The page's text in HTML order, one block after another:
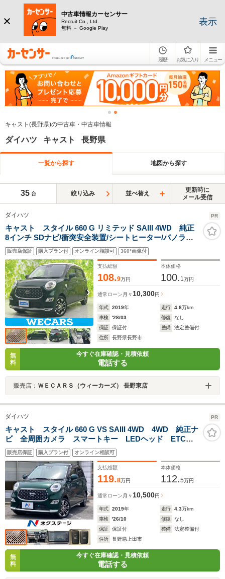
中古車情報カーセンサー
Recruit Co., Ltd.
無料 － Google Play
表示
履歴 お気に入り メニュー
キャスト(長野県)の中古車・中古車情報
ダイハツ キャスト 長野県
一覧から探す 地図から探す
35 台 絞り込み 並べ替え
更新時に
メール受信
ダイハツ PR
キャスト スタイル 660 G リミテッド SAIII 4WD 純正
8インチ SDナビ/衝突安全装置/シートヒーター/パノラマ
モニター/車線逸脱防止支援システム/ドライブレコーダー
純正/ヘッドランプ LED/Bluetooth接続/EBD付ABS
販売店保証 購入プラン付 オンライン相談可 360°画像付
支払総額
108.9万円
本体価格
100. 1万円
通常ローン 月々10,300円
年式 2019年 走行 4.8万km
車検
'28/03 修復
なし
保証
保証付 整備
法定整備付
住所
長野県長野市
無
料
今すぐ在庫確認・見積依頼
電話する
販売店： ＷＥＣＡＲＳ（ウィーカーズ） 長野東店
ダイハツ PR
キャスト スタイル 660 G VS SAIII 4WD 4WD 純正ナ
ビ 全周囲カメラ スマートキー LEDヘッド ETC
純正15インチアルミ オートエアコン Bluetooth
CD DVD再生
販売店保証 購入プラン付 オンライン相談可
支払総額
119.8万円
本体価格
112.5万円
通常ローン 月々10,500円
年式 2019年 走行 4.3万km
車検
'26/10 修復
なし
保証
保証付 整備
法定整備付
住所
長野県上田市
無
料
今すぐ在庫確認・見積依頼
電話する